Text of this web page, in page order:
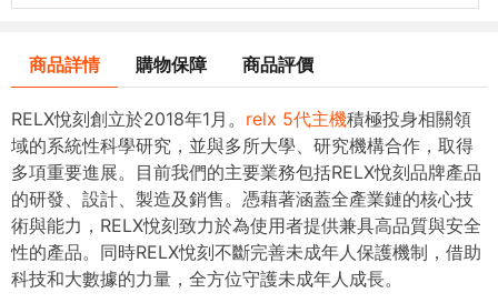
商品詳情 購物保障 商品評價
RELX悅刻創立於2018年1月。 relx 5代主機積極投身相關領
域的系統性科學研究，並與多所大學、研究機構合作，取得
多項重要進展。目前我們的主要業務包括RELX悅刻品牌產品
的研發、設計、製造及銷售。憑藉著涵蓋全產業鏈的核心技
術與能力，RELX悅刻致力於為使用者提供兼具高品質與安全
性的產品。同時RELX悅刻不斷完善未成年人保護機制，借助
科技和大數據的力量，全方位守護未成年人成長。